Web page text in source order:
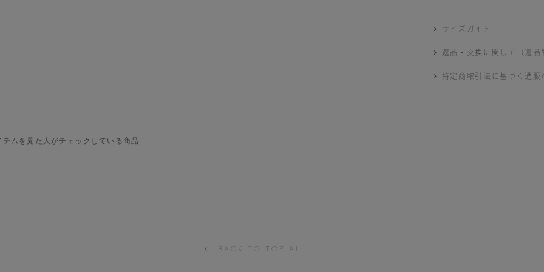
サイズガイド
返品・交換に関して（返品
特定商取引法に基づく通販
テムを見た人がチェックしている商品
BACK TO TOP ALL